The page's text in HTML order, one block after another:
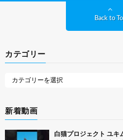
Back to
カテゴリー
新着動画
白猫プロジェクト ユキ